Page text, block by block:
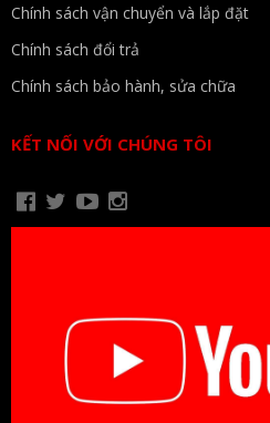
Chính sách vận chuyển và lắp đặt
Chính sách đổi trả
Chính sách bảo hành, sửa chữa
KẾT NỐI VỚI CHÚNG TÔI